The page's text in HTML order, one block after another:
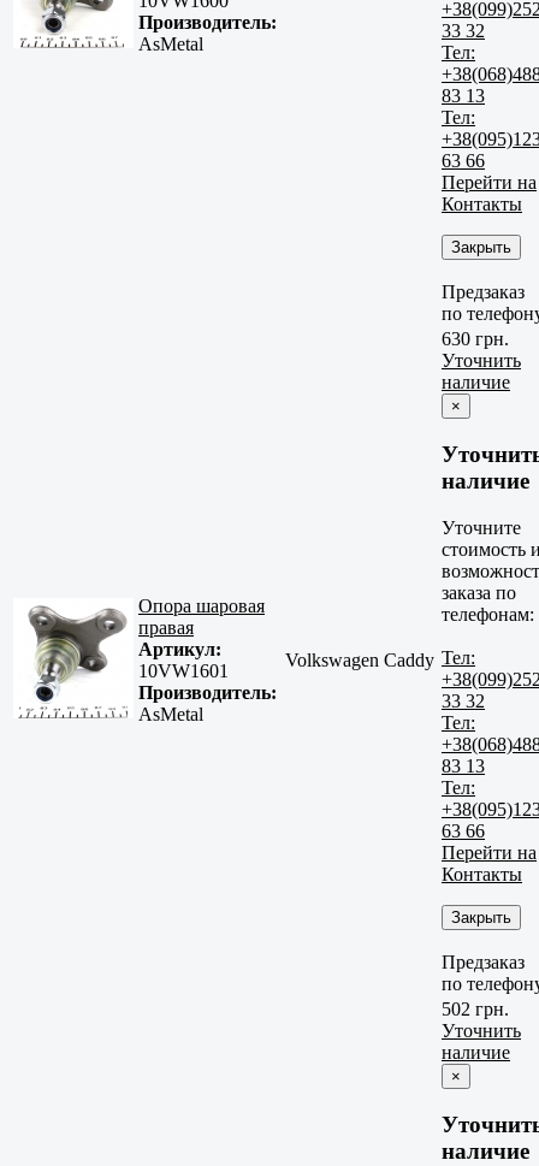
Производитель:
AsMetal
33 32
Тел:
83 13
Тел:
63 66
Перейти на
Контакты
Закрыть
Предзаказ
по
Опора шаровая
правая
Артикул:
10VW1601
Производитель:
AsMetal
Volkswagen Caddy
630 грн.
Уточнить
наличие
×
наличие
Уточните
стоимость
заказа по
телефонам:
Тел:
33 32
Тел:
83 13
Тел:
63 66
Перейти на
Контакты
Закрыть
Предзаказ
по
502 грн.
Уточнить
наличие
×
наличие